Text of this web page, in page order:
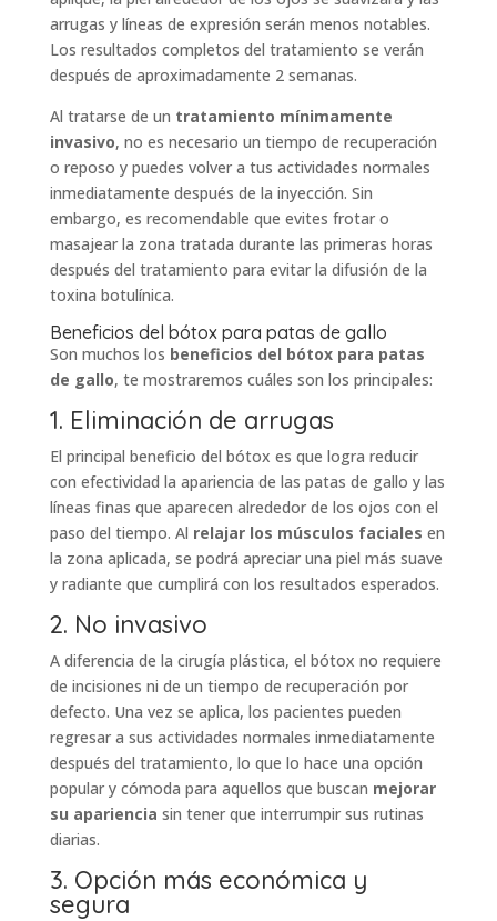
arrugas y líneas de expresión serán menos notables.
Los resultados completos del tratamiento se verán
después de aproximadamente 2 semanas.
Al tratarse de un tratamiento mínimamente
invasivo, no es necesario un tiempo de recuperación
o reposo y puedes volver a tus actividades normales
inmediatamente después de la inyección. Sin
embargo, es recomendable que evites frotar o
masajear la zona tratada durante las primeras horas
después del tratamiento para evitar la difusión de la
toxina botulínica.
Beneficios del bótox para patas de gallo
Son muchos los beneficios del bótox para patas
de gallo, te mostraremos cuáles son los principales:
1. Eliminación de arrugas
El principal beneficio del bótox es que logra reducir
con efectividad la apariencia de las patas de gallo y las
líneas finas que aparecen alrededor de los ojos con el
paso del tiempo. Al relajar los músculos faciales en
la zona aplicada, se podrá apreciar una piel más suave
y radiante que cumplirá con los resultados esperados.
2. No invasivo
A diferencia de la cirugía plástica, el bótox no requiere
de incisiones ni de un tiempo de recuperación por
defecto. Una vez se aplica, los pacientes pueden
regresar a sus actividades normales inmediatamente
después del tratamiento, lo que lo hace una opción
popular y cómoda para aquellos que buscan mejorar
su apariencia sin tener que interrumpir sus rutinas
diarias.
3. Opción más económica y
segura